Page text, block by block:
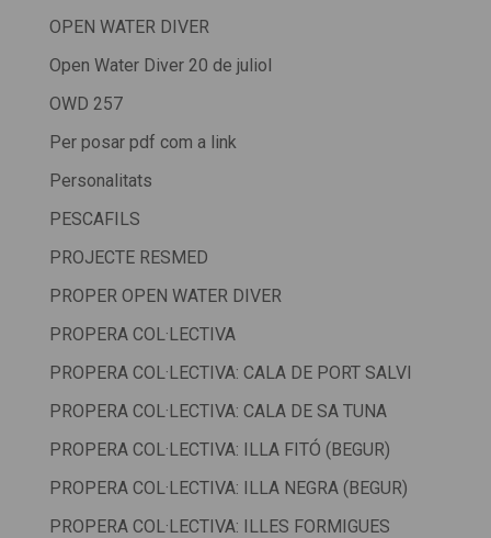
OPEN WATER DIVER
Open Water Diver 20 de juliol
OWD 257
Per posar pdf com a link
Personalitats
PESCAFILS
PROJECTE RESMED
PROPER OPEN WATER DIVER
PROPERA COL·LECTIVA
PROPERA COL·LECTIVA: CALA DE PORT SALVI
PROPERA COL·LECTIVA: CALA DE SA TUNA
PROPERA COL·LECTIVA: ILLA FITÓ (BEGUR)
PROPERA COL·LECTIVA: ILLA NEGRA (BEGUR)
PROPERA COL·LECTIVA: ILLES FORMIGUES